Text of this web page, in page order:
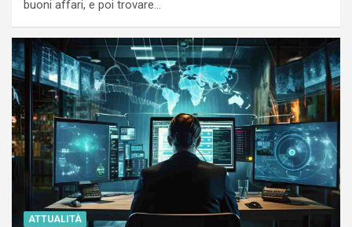
buoni affari, e poi trovare…
ATTUALITÀ